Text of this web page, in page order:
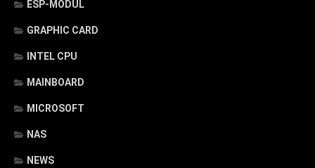
ESP-MODUL
GRAPHIC CARD
INTEL CPU
MAINBOARD
MICROSOFT
NAS
NEWS